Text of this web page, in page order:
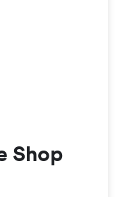
Shop